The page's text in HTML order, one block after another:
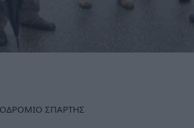
ΣΠΑΡΤΗΣ